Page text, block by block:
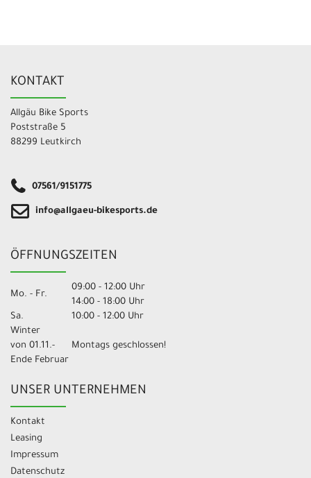
KONTAKT
Allgäu Bike Sports
Poststraße 5
88299 Leutkirch
07561/9151775
info@allgaeu-bikesports.de
ÖFFNUNGSZEITEN
Mo. - Fr.
09:00 - 12:00 Uhr
14:00 - 18:00 Uhr
Sa.
10:00 - 12:00 Uhr
Winter
von 01.11.-
Ende Februar
Montags geschlossen!
UNSER UNTERNEHMEN
Kontakt
Leasing
Impressum
Datenschutz